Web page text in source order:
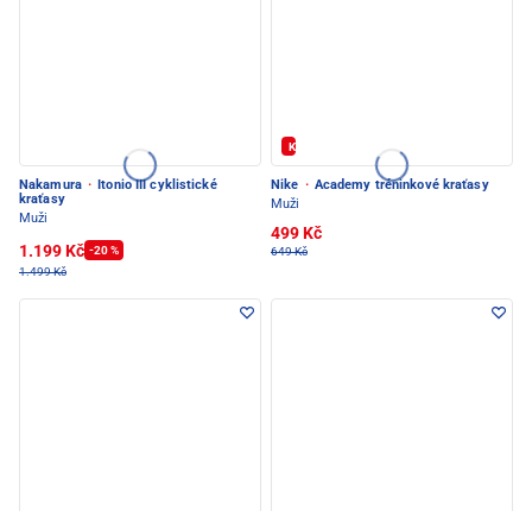
Nakamura ·
Itonio III cyklistické
kraťasy
Muži
1.199 Kč -20 %
1.499 Kč
Kód: FOTBAL20
Nike · Academy tréninkové kraťasy
Muži
499 Kč
649 Kč